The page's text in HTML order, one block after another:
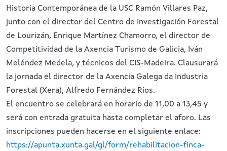
Historia Contemporánea de la USC Ramón Villares Paz,
junto con el director del Centro de Investigación Forestal
de Lourizán, Enrique Martínez Chamorro, el director de
Competitividad de la Axencia Turismo de Galicia, Iván
Meléndez Medela, y técnicos del CIS-Madeira. Clausurará
la jornada el director de la Axencia Galega da Industria
Forestal (Xera), Alfredo Fernández Ríos.
El encuentro se celebrará en horario de 11,00 a 13,45 y
será con entrada gratuita hasta completar el aforo. Las
inscripciones pueden hacerse en el siguiente enlace:
https://apunta.xunta.gal/gl/form/rehabilitacion-finca-